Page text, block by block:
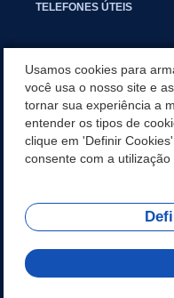
TELEFONES ÚTEIS
NOTÍCIAS
APLICATIVO
REDES SOCIAIS
Usamos cookies para
você usa o nosso site e
tornar sua experiência a
entender os tipos de
clique em 'Definir
consente com a utilização